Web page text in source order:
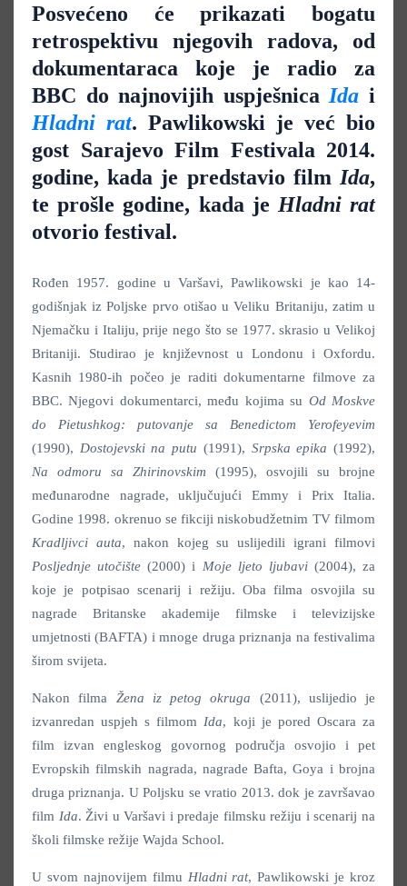
Posvećeno će prikazati bogatu
retrospektivu njegovih radova, od
dokumentaraca koje je radio za
BBC do najnovijih uspješnicaIda i
Hladni rat. Pawlikowski je već bio
gost Sarajevo Film Festivala 2014.
godine, kada je predstavio filmIda,
te prošle godine, kada je Hladni rat
otvorio festival.
Rođen 1957. godine u Varšavi, Pawlikowski je kao 14-
godišnjak iz Poljske prvo otišao u Veliku Britaniju, zatim u
Njemačku i Italiju, prije nego što se 1977. skrasio u Velikoj
Britaniji. Studirao je književnost u Londonu i Oxfordu.
Kasnih 1980-ih počeo je raditi dokumentarne filmove za
BBC. Njegovi dokumentarci, među kojima su Od Moskve
do Pietushkog: putovanje sa Benedictom Yerofeyevim
(1990), Dostojevski na putu (1991), Srpska epika (1992),
Na odmoru sa Zhirinovskim (1995), osvojili su brojne
međunarodne nagrade, uključujući Emmy i Prix Italia.
Godine 1998. okrenuo se fikciji niskobudžetnim TV filmom
Kradljivci auta, nakon kojeg su uslijedili igrani filmovi
Posljednje utočište (2000) i Moje ljeto ljubavi(2004), za
koje je potpisao scenarij i režiju. Oba filma osvojila su
nagrade Britanske akademije filmske i televizijske
umjetnosti (BAFTA) i mnoge druga priznanja na festivalima
širom svijeta.
Nakon filma Žena iz petog okruga (2011), uslijedio je
izvanredan uspjeh s filmomIda, koji je pored Oscara za
film izvan engleskog govornog područja osvojio i pet
Evropskih filmskih nagrada, nagrade Bafta, Goya i brojna
druga priznanja. U Poljsku se vratio 2013. dok je završavao
film Ida. Živi u Varšavi i predaje filmsku režiju i scenarij na
školi filmske režije Wajda School.
U svom najnovijem filmu Hladni rat, Pawlikowski je kroz